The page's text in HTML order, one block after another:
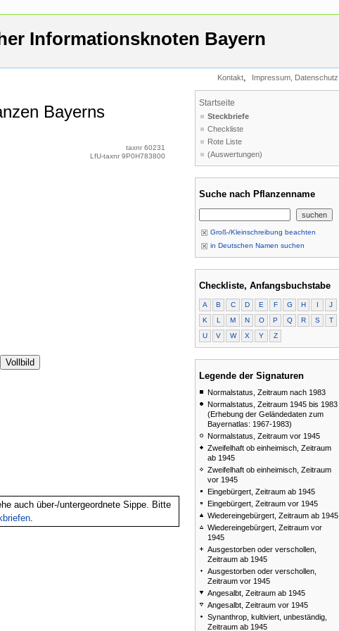
Informationsknoten Bayern
Kontakt, Impressum, Datenschutz
Bayerns
taxnr 60231
LfU-taxnr 9P0H783800
Vollbild
auch über-/untergeordnete Sippe. Bitte
.
Startseite
Steckbriefe
Checkliste
Rote Liste
(Auswertungen)
Suche nach Pflanzenname
Groß-/Kleinschreibung beachten
in Deutschen Namen suchen
Checkliste, Anfangsbuchstabe
A B C D E F G H I
J
K
L M N O P Q R S
T
U
V W X Y Z
Legende der Signaturen
Normalstatus, Zeitraum nach 1983
Normalstatus, Zeitraum 1945 bis 1983
(Erhebung der Geländedaten zum
Bayernatlas: 1967-1983)
Normalstatus, Zeitraum vor 1945
Zweifelhaft ob einheimisch, Zeitraum
ab 1945
Zweifelhaft ob einheimisch, Zeitraum
vor 1945
Eingebürgert, Zeitraum ab 1945
Eingebürgert, Zeitraum vor 1945
Wiedereingebürgert, Zeitraum ab 1945
Wiedereingebürgert, Zeitraum vor
1945
Ausgestorben oder verschollen,
Zeitraum ab 1945
Ausgestorben oder verschollen,
Zeitraum vor 1945
Angesalbt, Zeitraum ab 1945
Angesalbt, Zeitraum vor 1945
Synanthrop, kultiviert, unbeständig,
Zeitraum ab 1945